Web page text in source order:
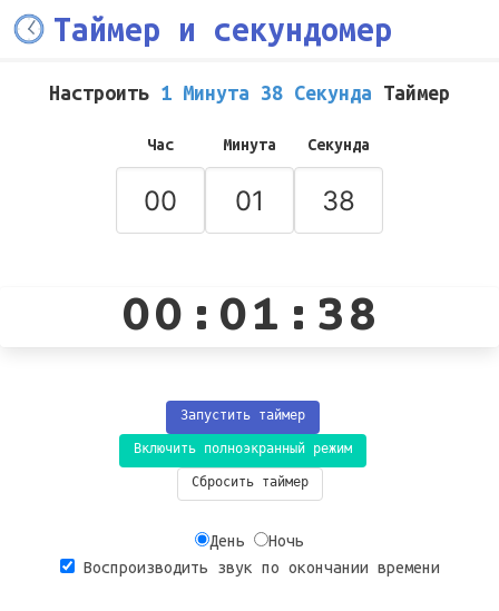
Таймер и секундомер
Настроить 1 Минута 38 Секунда Таймер
Час Минута Секунда
00:01:38
Запустить таймер
Включить полноэкранный режим
Сбросить таймер
День
Ночь
Воспроизводить звук по окончании времени